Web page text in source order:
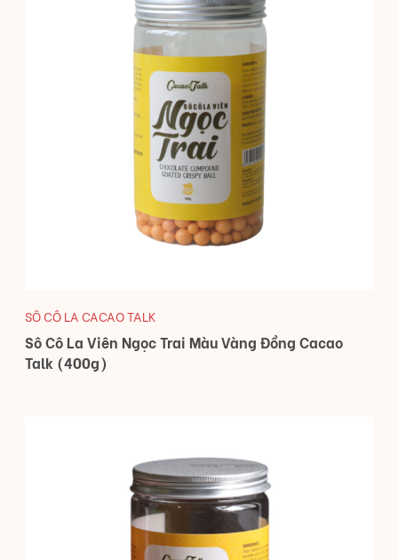
SÔ CÔ LA CACAO TALK
Sô Cô La Viên Ngọc Trai Màu Vàng Đồng Cacao
Talk (400g)